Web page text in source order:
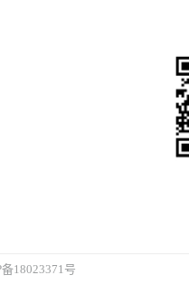
备18023371号